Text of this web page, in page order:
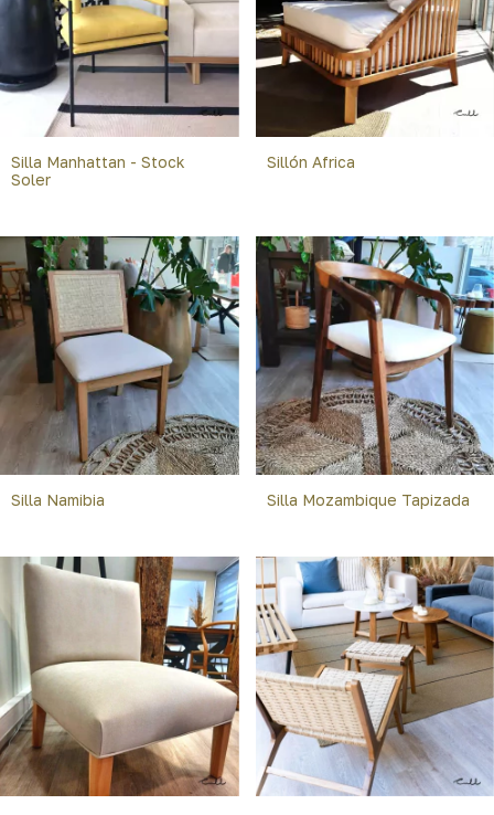
Silla Manhattan - Stock
Soler
Sillón Africa
Silla Namibia Silla Mozambique Tapizada